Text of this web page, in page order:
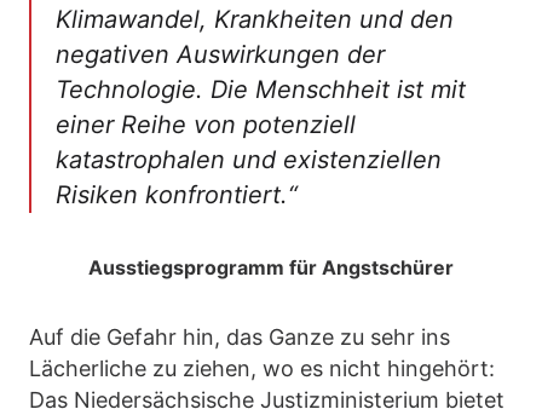
Klimawandel, Krankheiten und den
negativen Auswirkungen der
Technologie. Die Menschheit ist mit
einer Reihe von potenziell
katastrophalen und existenziellen
Risiken konfrontiert.“
Ausstiegsprogramm für Angstschürer
Auf die Gefahr hin, das Ganze zu sehr ins
Lächerliche zu ziehen, wo es nicht hingehört:
Das Niedersächsische Justizministerium bietet